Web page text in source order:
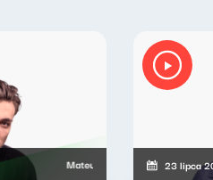
Mateusz Andruszkiewicz, Marcin
23 lipca